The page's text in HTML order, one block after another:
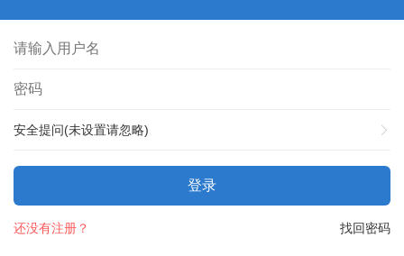
安全提问(未设置请忽略)
登录
找回密码
还没有注册？